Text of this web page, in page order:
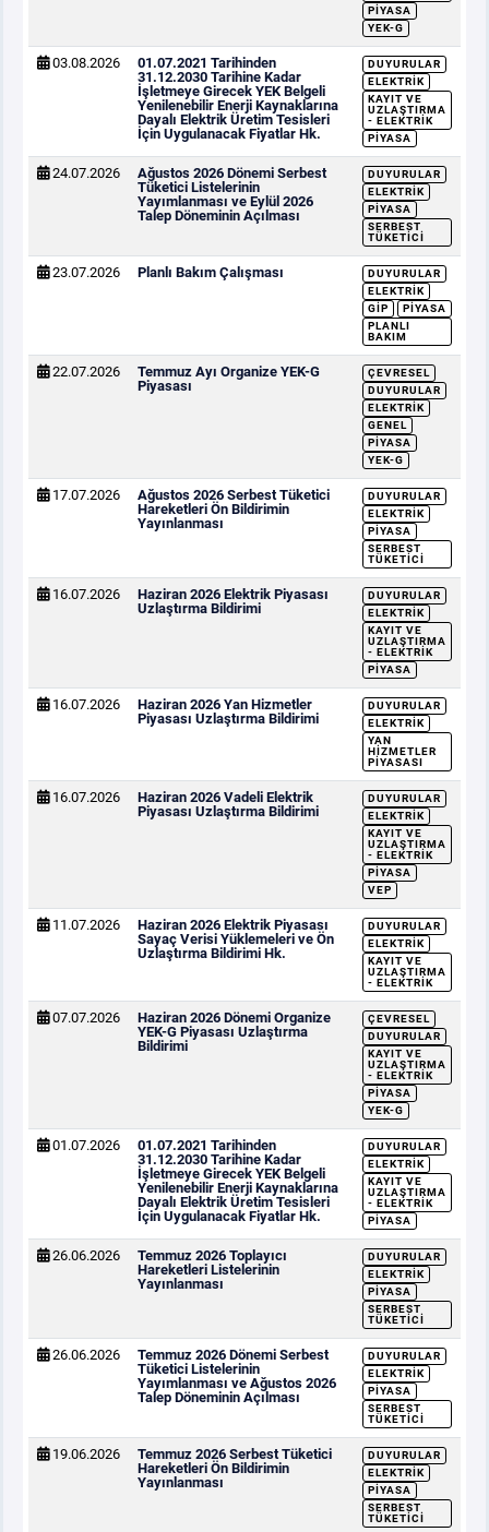
PIYASA
YEK-G
03.08.2026
01.07.2021 Tarihinden
31.12.2030 Tarihine Kadar
İşletmeye Girecek YEK Belgeli
Yenilenebilir Enerji Kaynaklarına
Dayalı Elektrik Üretim Tesisleri
İçin Uygulanacak Fiyatlar Hk.
DUYURULAR
ELEKTRIK
KAYIT VE
UZLAŞTIRMA
- ELEKTRIK
PIYASA
24.07.2026
Ağustos 2026 Dönemi Serbest
Tüketici Listelerinin
Yayımlanması ve Eylül 2026
Talep Döneminin Açılması
DUYURULAR
ELEKTRIK
PIYASA
SERBEST
TÜKETICI
23.07.2026 Planlı Bakım Çalışması
DUYURULAR
ELEKTRIK
GİP
PIYASA
PLANLI
BAKIM
22.07.2026
Temmuz Ayı Organize YEK-G
Piyasası
ÇEVRESEL
DUYURULAR
ELEKTRIK
GENEL
PIYASA
YEK-G
17.07.2026
Ağustos 2026 Serbest Tüketici
Hareketleri Ön Bildirimin
Yayınlanması
DUYURULAR
ELEKTRIK
PIYASA
SERBEST
TÜKETICI
16.07.2026
Haziran 2026 Elektrik Piyasası
Uzlaştırma Bildirimi
DUYURULAR
ELEKTRIK
KAYIT VE
UZLAŞTIRMA
- ELEKTRIK
PIYASA
16.07.2026
Haziran 2026 Yan Hizmetler
Piyasası Uzlaştırma Bildirimi
DUYURULAR
ELEKTRIK
YAN
HIZMETLER
PIYASASI
16.07.2026
Haziran 2026 Vadeli Elektrik
Piyasası Uzlaştırma Bildirimi
DUYURULAR
ELEKTRIK
KAYIT VE
UZLAŞTIRMA
- ELEKTRIK
PIYASA
VEP
11.07.2026
Haziran 2026 Elektrik Piyasası
Sayaç Verisi Yüklemeleri ve Ön
Uzlaştırma Bildirimi Hk.
DUYURULAR
ELEKTRIK
KAYIT VE
UZLAŞTIRMA
- ELEKTRIK
07.07.2026
Haziran 2026 Dönemi Organize
YEK-G Piyasası Uzlaştırma
Bildirimi
ÇEVRESEL
DUYURULAR
KAYIT VE
UZLAŞTIRMA
- ELEKTRIK
PIYASA
YEK-G
01.07.2026
01.07.2021 Tarihinden
31.12.2030 Tarihine Kadar
İşletmeye Girecek YEK Belgeli
Yenilenebilir Enerji Kaynaklarına
Dayalı Elektrik Üretim Tesisleri
İçin Uygulanacak Fiyatlar Hk.
DUYURULAR
ELEKTRIK
KAYIT VE
UZLAŞTIRMA
- ELEKTRIK
PIYASA
26.06.2026
Temmuz 2026 Toplayıcı
Hareketleri Listelerinin
Yayınlanması
DUYURULAR
ELEKTRIK
PIYASA
SERBEST
TÜKETICI
26.06.2026
Temmuz 2026 Dönemi Serbest
Tüketici Listelerinin
Yayımlanması ve Ağustos 2026
Talep Döneminin Açılması
DUYURULAR
ELEKTRIK
PIYASA
SERBEST
TÜKETICI
19.06.2026
Temmuz 2026 Serbest Tüketici
Hareketleri Ön Bildirimin
Yayınlanması
DUYURULAR
ELEKTRIK
PIYASA
SERBEST
TÜKETICI